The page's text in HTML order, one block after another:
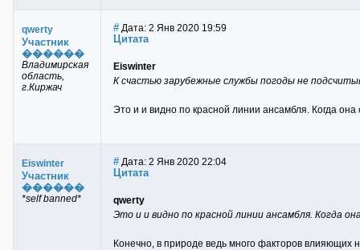
qwerty
Участник
������
Владимирская
область,
г.Киржач
# Дата: 2 Янв 2020 19:59
Цитата
Eiswinter
К счастью зарубежные службы погоды не
Это и и видно по красной линии ансамбля. Когда
Eiswinter
Участник
������
*self banned*
# Дата: 2 Янв 2020 22:04
Цитата
qwerty
Это и и видно по красной линии ансамбля. Когда
Конечно, в природе ведь много факторов влияющих